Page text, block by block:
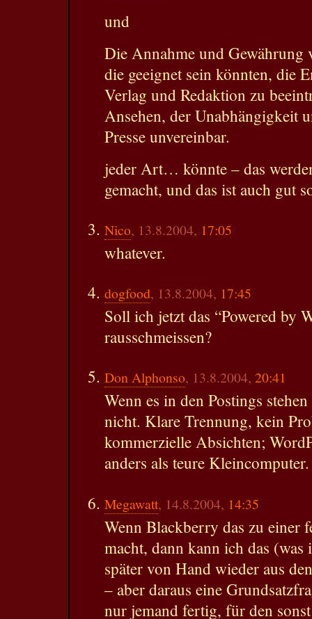
und
Die Annahme und
die geeignet sein könnten, die
Verlag und Redaktion zu
Ansehen, der Unabhängigkeit
Presse unvereinbar.
jeder Art… könnte – das
gemacht, und das ist auch gut
Nico, 13.8.2004, 17:05
whatever.
dogfood, 13.8.2004, 17:45
Soll ich jetzt das “Powered by
rausschmeissen?
Don Alphonso, 13.8.2004, 20:41
Wenn es in den Postings
nicht. Klare Trennung, kein
kommerzielle Absichten;
anders als teure Kleincomputer.
Megawatt, 14.8.2004, 14:35
Wenn Blackberry das zu einer
macht, dann kann ich das (was
später von Hand wieder aus
– aber daraus eine
nur jemand fertig, für den